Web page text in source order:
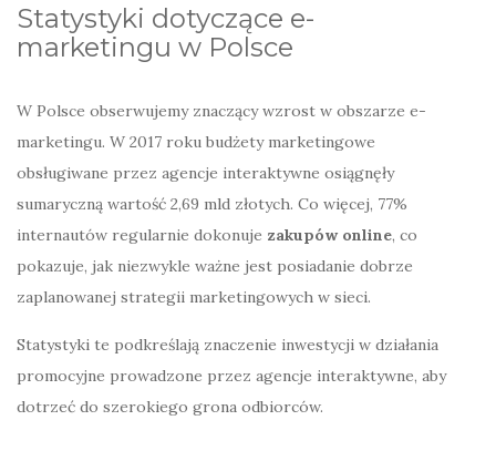
Statystyki dotyczące e-
marketingu w Polsce
W Polsce obserwujemy znaczący wzrost w obszarze e-
marketingu. W 2017 roku budżety marketingowe
obsługiwane przez agencje interaktywne osiągnęły
sumaryczną wartość 2,69 mld złotych. Co więcej, 77%
internautów regularnie dokonuje zakupów online, co
pokazuje, jak niezwykle ważne jest posiadanie dobrze
zaplanowanej strategii marketingowych w sieci.
Statystyki te podkreślają znaczenie inwestycji w działania
promocyjne prowadzone przez agencje interaktywne, aby
dotrzeć do szerokiego grona odbiorców.